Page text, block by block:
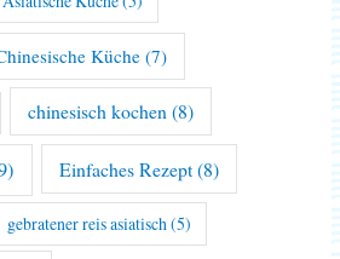
Küche (7)
chinesisch kochen(8)
Einfaches Rezept(8)
gebratener reis asiatisch(5)